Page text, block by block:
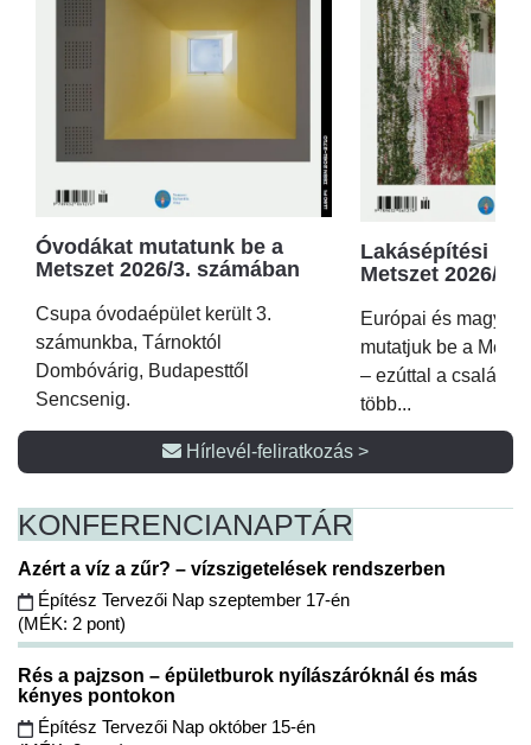
Óvodákat mutatunk be a
Metszet 2026/3. számában
Csupa óvodaépület került 3.
számunkba, Tárnoktól
Dombóvárig, Budapesttől
Sencsenig.
Lakásépítési
Metszet 2026/2.
Európai és magyar
mutatjuk be a
– ezúttal a családi
több...
Hírlevél-feliratkozás >
KONFERENCIANAPTÁR
Azért a víz a zűr? – vízszigetelések rendszerben
Építész Tervezői Nap szeptember 17-én
(MÉK: 2 pont)
Rés a pajzson – épületburok nyílászáróknál és más
kényes pontokon
Építész Tervezői Nap október 15-én